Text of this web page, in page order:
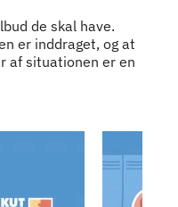
de skal have.
er inddraget, og at
af situationen er en